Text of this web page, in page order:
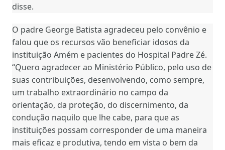
disse.
O padre George Batista agradeceu pelo convênio e
falou que os recursos vão beneficiar idosos da
instituição Amém e pacientes do Hospital Padre Zé.
“Quero agradecer ao Ministério Público, pelo uso de
suas contribuições, desenvolvendo, como sempre,
um trabalho extraordinário no campo da
orientação, da proteção, do discernimento, da
condução naquilo que lhe cabe, para que as
instituições possam corresponder de uma maneira
mais eficaz e produtiva, tendo em vista o bem da